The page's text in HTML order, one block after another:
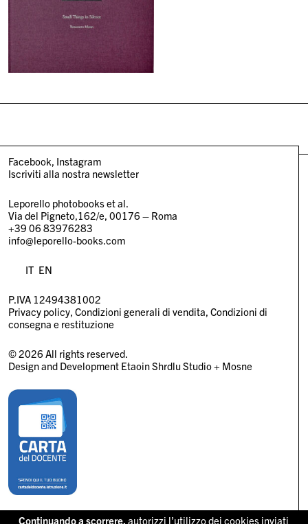
Facebook Instagram
Iscriviti alla nostra newsletter
Leporello photobooks et al.
Via del Pigneto,162/e, 00176 – Roma
+39 06 83976283
info@leporello-books.com
IT EN
P.IVA 12494381002
Privacy policy Condizioni generali di vendita Condizioni di
consegna e restituzione
© 2026 All rights reserved.
Design and Development Etaoin Shrdlu Studio+ Mosne
Continuando a scorrere, autorizzi l’utilizzo dei cookies inviati